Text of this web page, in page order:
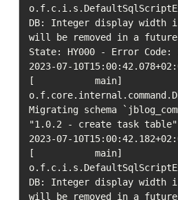
DB: Integer display width
will be removed in a future
State: HY000 - Error Code:
2023-07-
[           main]
Migrating schema
"1.0.2 - create task table"
2023-07-
[           main]
DB: Integer display width
will be removed in a future